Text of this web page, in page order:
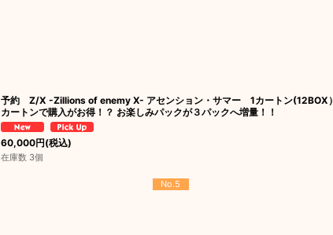
予約 Z/X -Zillions of enemy X- アセンション・サマー 1カートン(12BOX）
カートンで購入がお得！？ お楽しみパックが３パックへ増量！！
60,000円(税込)
在庫数 3個
No.5